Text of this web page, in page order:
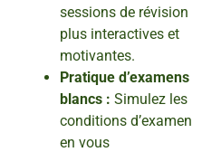
sessions de révision
plus interactives et
motivantes.
Pratique d’examens
blancs : Simulez les
conditions d’examen
en vous